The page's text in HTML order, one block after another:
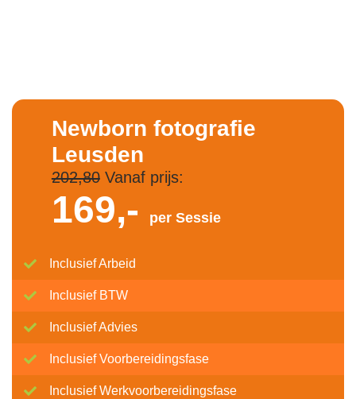
Newborn fotografie
Leusden
202,80Vanaf prijs:
169,- per Sessie
Inclusief Arbeid
Inclusief BTW
Inclusief Advies
Inclusief Voorbereidingsfase
Inclusief Werkvoorbereidingsfase